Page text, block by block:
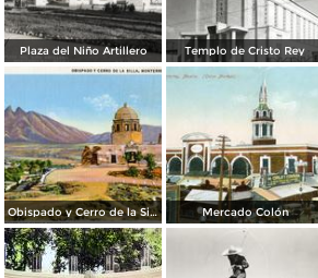
Plaza del Niño Artillero Templo de Cristo Rey
Obispado y Cerro de la Silla Mercado Colón